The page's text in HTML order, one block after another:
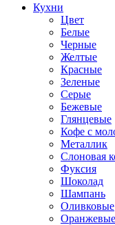
Кухни
Цвет
Белые
Черные
Желтые
Красные
Зеленые
Серые
Бежевые
Глянцевые
Кофе с
Металлик
Слоновая
Фуксия
Шоколад
Шампань
Оливковые
Оранжевые